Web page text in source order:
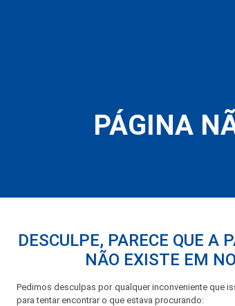
PÁGINA
DESCULPE, PARECE QUE A
NÃO EXISTE EM
Pedimos desculpas por qualquer inconveniente que
para tentar encontrar o que estava procurando: